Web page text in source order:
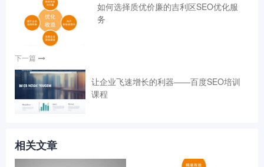
如何选择质优价廉的吉利区SEO优化服
务
下一篇
让企业飞速增长的利器——百度SEO培训
课程
相关文章